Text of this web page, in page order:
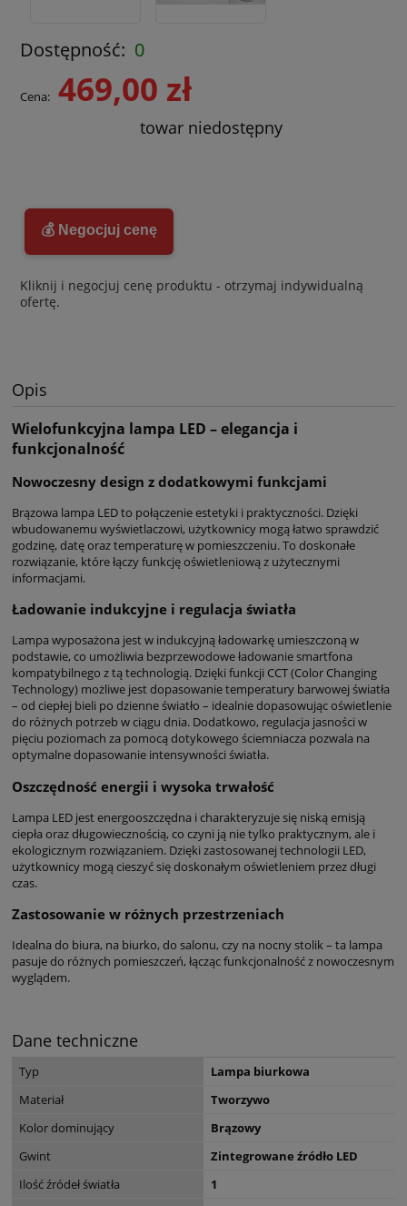
Dostępność: 0
Cena: 469,00 zł
towar niedostępny
💰 Negocjuj cenę
Kliknij i negocjuj cenę produktu - otrzymaj indywidualną
ofertę.
Opis
Wielofunkcyjna lampa LED – elegancja i
funkcjonalność
Nowoczesny design z dodatkowymi funkcjami
Brązowa lampa LED to połączenie estetyki i praktyczności. Dzięki
wbudowanemu wyświetlaczowi, użytkownicy mogą łatwo sprawdzić
godzinę, datę oraz temperaturę w pomieszczeniu. To doskonałe
rozwiązanie, które łączy funkcję oświetleniową z użytecznymi
informacjami.
Ładowanie indukcyjne i regulacja światła
Lampa wyposażona jest w indukcyjną ładowarkę umieszczoną w
podstawie, co umożliwia bezprzewodowe ładowanie smartfona
kompatybilnego z tą technologią. Dzięki funkcji CCT (Color Changing
Technology) możliwe jest dopasowanie temperatury barwowej światła
– od ciepłej bieli po dzienne światło – idealnie dopasowując oświetlenie
do różnych potrzeb w ciągu dnia. Dodatkowo, regulacja jasności w
pięciu poziomach za pomocą dotykowego ściemniacza pozwala na
optymalne dopasowanie intensywności światła.
Oszczędność energii i wysoka trwałość
Lampa LED jest energooszczędna i charakteryzuje się niską emisją
ciepła oraz długowiecznością, co czyni ją nie tylko praktycznym, ale i
ekologicznym rozwiązaniem. Dzięki zastosowanej technologii LED,
użytkownicy mogą cieszyć się doskonałym oświetleniem przez długi
czas.
Zastosowanie w różnych przestrzeniach
Idealna do biura, na biurko, do salonu, czy na nocny stolik – ta lampa
pasuje do różnych pomieszczeń, łącząc funkcjonalność z nowoczesnym
wyglądem.
Dane techniczne
Typ
Lampa biurkowa
Materiał
Tworzywo
Kolor dominujący
Brązowy
Gwint
Zintegrowane źródło LED
Ilość źródeł światła
1